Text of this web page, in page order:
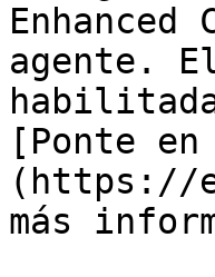
agente.
[Ponte
(https://
más